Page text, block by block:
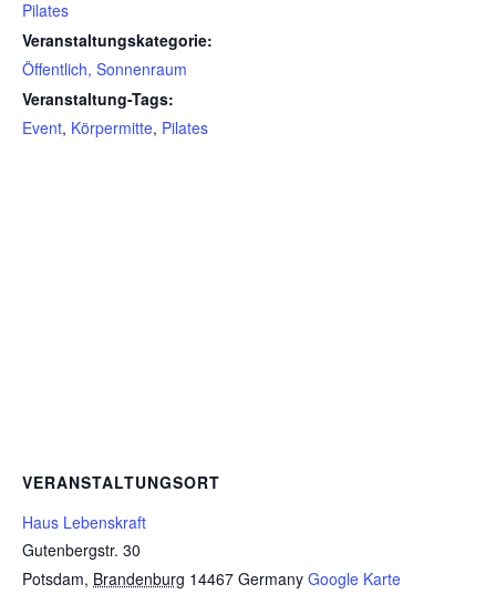
Pilates
Veranstaltungskategorie:
Öffentlich, Sonnenraum
Veranstaltung-Tags:
Event, Körpermitte, Pilates
VERANSTALTUNGSORT
Haus Lebenskraft
Gutenbergstr. 30
Potsdam, Brandenburg 14467 Germany Google Karte